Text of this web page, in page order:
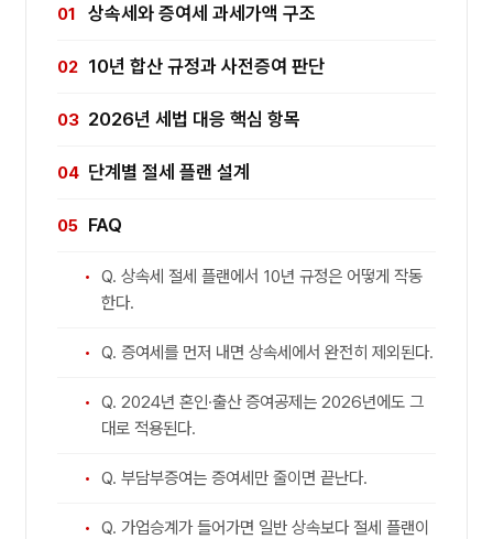
상속세와 증여세 과세가액 구조
10년 합산 규정과 사전증여 판단
2026년 세법 대응 핵심 항목
단계별 절세 플랜 설계
FAQ
Q. 상속세 절세 플랜에서 10년 규정은 어떻게 작동
한다.
Q. 증여세를 먼저 내면 상속세에서 완전히 제외된다.
Q. 2024년 혼인·출산 증여공제는 2026년에도 그
대로 적용된다.
Q. 부담부증여는 증여세만 줄이면 끝난다.
Q. 가업승계가 들어가면 일반 상속보다 절세 플랜이